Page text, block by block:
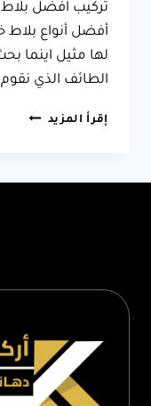
تركيب افضل
أفضل أنواع بلاط
لها مثيل اينما
الطائف الذي
إقرأ المزيد معلم
للحوش
الطائف